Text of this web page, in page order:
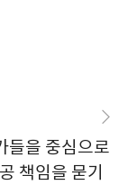
들을 중심으로
책임을 묻기